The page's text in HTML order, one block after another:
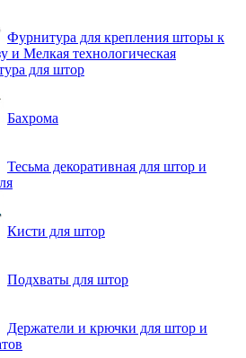
Фурнитура для крепления шторы к
и Мелкая технологическая
для штор
Бахрома
Тесьма декоративная для штор и
Кисти для штор
Подхваты для штор
Держатели и крючки для штор и